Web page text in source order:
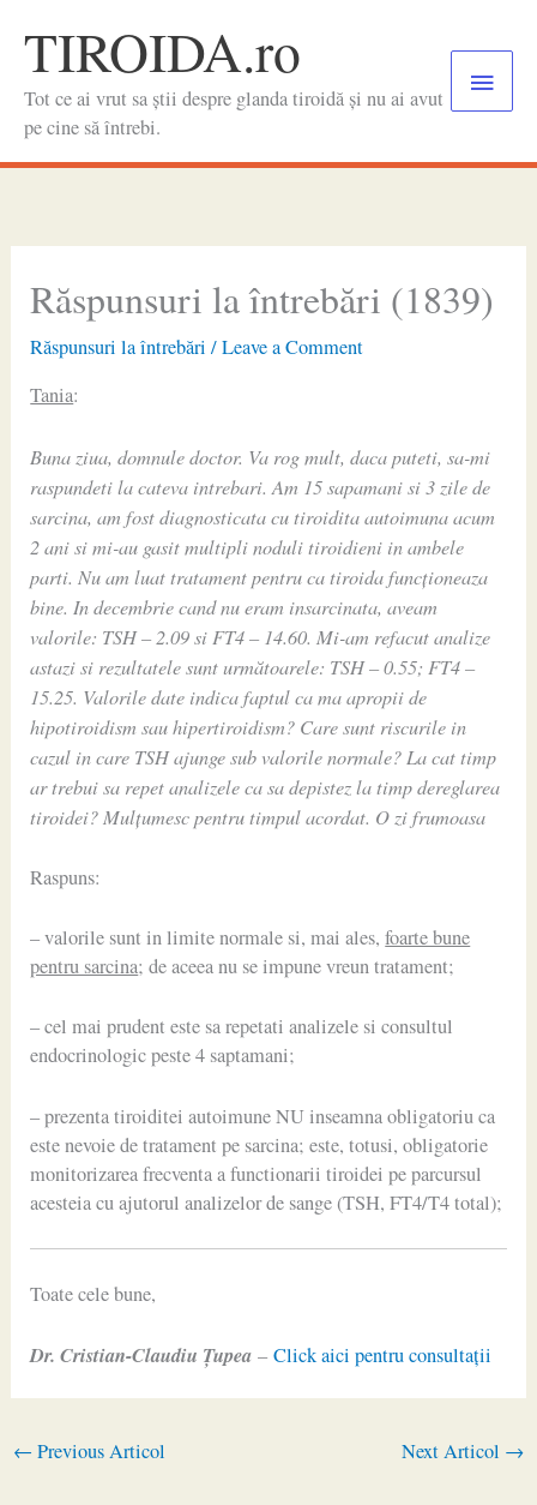
contentTIROIDA.ro
Tot ce ai vrut sa știi despre glanda tiroidă și nu ai avut
pe cine să întrebi.
Main
Răspunsuri la întrebări (1839)
Răspunsuri la întrebări /Leave a Comment
Tania:
Buna ziua, domnule doctor. Va rog mult, daca puteti, sa-mi
raspundeti la cateva intrebari. Am 15 sapamani si 3 zile de
sarcina, am fost diagnosticata cu tiroidita autoimuna acum
2 ani si mi-au gasit multipli noduli tiroidieni in ambele
parti. Nu am luat tratament pentru ca tiroida funcționeaza
bine. In decembrie cand nu eram insarcinata, aveam
valorile: TSH – 2.09 si FT4 – 14.60. Mi-am refacut analize
astazi si rezultatele sunt următoarele: TSH – 0.55; FT4 –
15.25. Valorile date indica faptul ca ma apropii de
hipotiroidism sau hipertiroidism? Care sunt riscurile in
cazul in care TSH ajunge sub valorile normale? La cat timp
ar trebui sa repet analizele ca sa depistez la timp dereglarea
tiroidei? Mulțumesc pentru timpul acordat. O zi frumoasa
Raspuns:
– valorile sunt in limite normale si, mai ales,foarte bune
pentru sarcina; de aceea nu se impune vreun tratament;
– cel mai prudent este sa repetati analizele si consultul
endocrinologic peste 4 saptamani;
– prezenta tiroiditei autoimune NU inseamna obligatoriu ca
este nevoie de tratament pe sarcina; este, totusi, obligatorie
monitorizarea frecventa a functionarii tiroidei pe parcursul
acesteia cu ajutorul analizelor de sange (TSH, FT4/T4 total);
Toate cele bune,
Dr. Cristian-Claudiu Ţupea –Click aici pentru consultaţii
← Previous Articol Next Articol →